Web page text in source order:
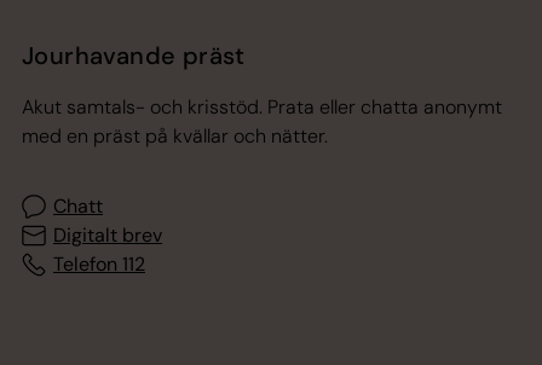
Jourhavande präst
Akut samtals- och krisstöd. Prata eller chatta anonymt
med en präst på kvällar och nätter.
Chatt
Digitalt brev
Telefon 112